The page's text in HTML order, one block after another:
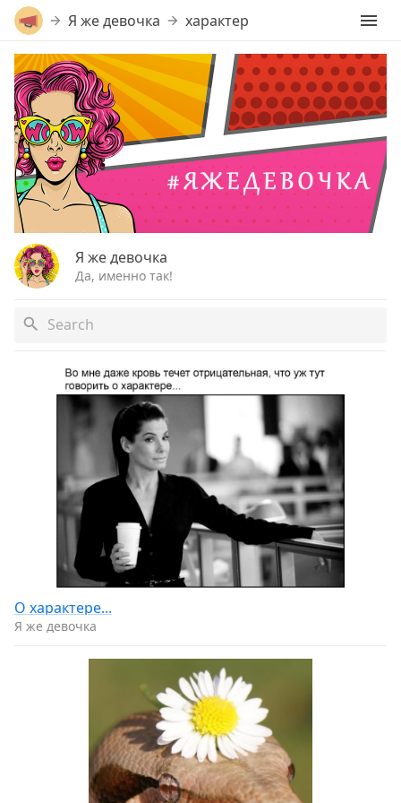
Я же девочка характер
Я же девочка
Да, именно так!
О характере...
Я же девочка